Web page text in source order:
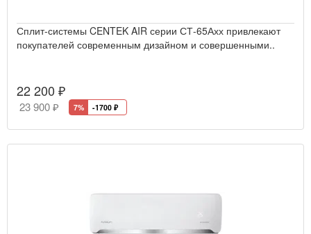
Сплит-системы CENTEK AIR серии СТ-65Ахх привлекают
покупателей современным дизайном и совершенными..
22 200 ₽
23 900 ₽ 7% -1700 ₽